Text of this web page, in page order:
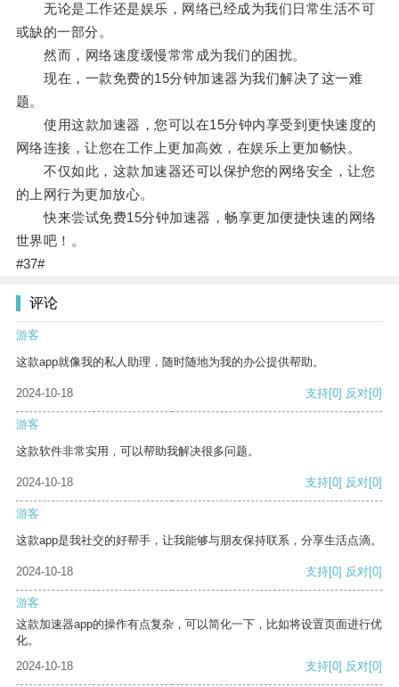
无论是工作还是娱乐，网络已经成为我们日常生活不可
或缺的一部分。
然而，网络速度缓慢常常成为我们的困扰。
现在，一款免费的15分钟加速器为我们解决了这一难
题。
使用这款加速器，您可以在15分钟内享受到更快速度的
网络连接，让您在工作上更加高效，在娱乐上更加畅快。
不仅如此，这款加速器还可以保护您的网络安全，让您
的上网行为更加放心。
快来尝试免费15分钟加速器，畅享更加便捷快速的网络
世界吧！。
#37#
评论
游客
这款app就像我的私人助理，随时随地为我的办公提供帮助。
2024-10-18 支持[0] 反对[0]
游客
这款软件非常实用，可以帮助我解决很多问题。
2024-10-18 支持[0] 反对[0]
游客
这款app是我社交的好帮手，让我能够与朋友保持联系，分享生活点滴。
2024-10-18 支持[0] 反对[0]
游客
这款加速器app的操作有点复杂，可以简化一下，比如将设置页面进行优
化。
2024-10-18
支持[0] 反对[0]